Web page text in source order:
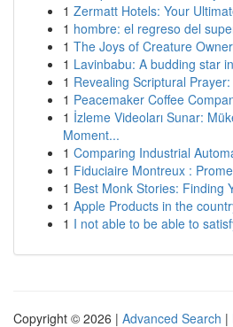
1 Zermatt Hotels: Your
1 hombre: el regreso del
1 The Joys of Creature
1 Lavinbabu: A budding star
1 Revealing Scriptural
1 Peacemaker Coffee
1 İzleme Videoları Sunar:
Moment...
1 Comparing Industrial
1 Fiduciaire Montreux :
1 Best Monk Stories: Finding
1 Apple Products in the
1 I not able to be able to
Copyright © 2026 | Advanced Search |